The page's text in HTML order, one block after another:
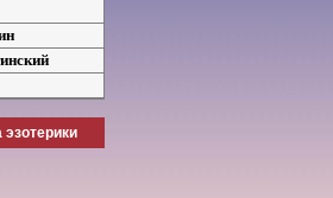
эзотерики